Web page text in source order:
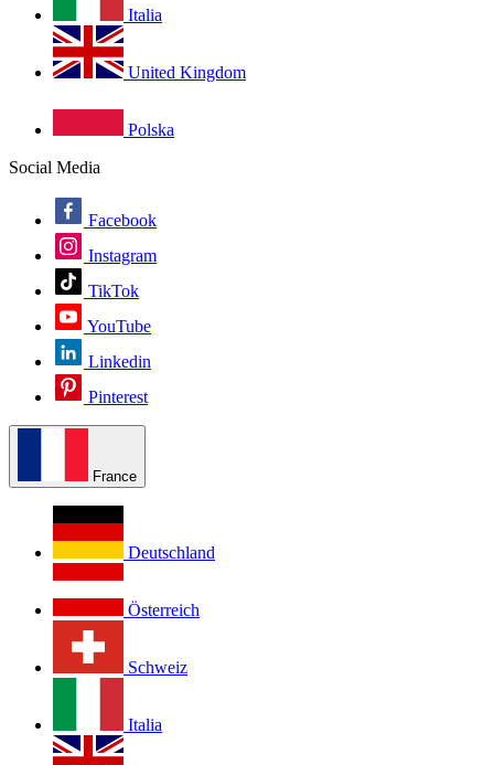
Italia
United Kingdom
Polska
Social Media
Facebook
Instagram
TikTok
YouTube
Linkedin
Pinterest
France
Deutschland
Österreich
Schweiz
Italia